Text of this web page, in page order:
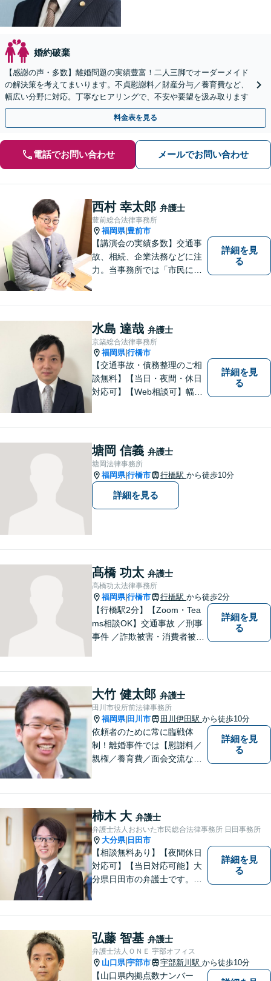
婚約破棄
【感謝の声・多数】離婚問題の実績豊富！二人三脚でオーダーメイド
の解決策を考えてまいります。不貞慰謝料／財産分与／養育費など、
幅広い分野に対応。丁寧なヒアリングで、不安や要望を汲み取ります
料金表を見る
電話でお問い合わせ メールでお問い合わせ
西村 幸太郎 弁護士
豊前総合法律事務所
福岡県| 豊前市
【講演会の実績多数】交通事
故、相続、企業法務などに注
力。当事務所では「市民に力
さまが前向きに人生を歩んで
いけるよう、全力でサポート
します。お気軽にご相談くだ
さい【休日面談可】【完全個
室】
詳細を見
る
水島 達哉 弁護士
京築総合法律事務所
福岡県|行橋市
【交通事故・債務整理のご相
談無料】【当日・夜間・休日
対応可】【Web相談可】幅広
い。
詳細を見
る
塘岡 信義 弁護士
塘岡法律事務所
福岡県|行橋市 行橋駅 から徒歩10分
詳細を見る
髙橋 功太 弁護士
髙橋功太法律事務所
福岡県|行橋市 行橋駅 から徒歩2分
【行橋駅2分】【Zoom・Tea
ms相談OK】交通事故 ／刑事
事件 ／詐欺被害・消費者被害
す。英語対応OK！【専用駐車
場あり】
詳細を見
る
大竹 健太郎 弁護士
田川市役所前法律事務所
福岡県| 田川市 田川伊田駅 から徒歩10分
依頼者のために常に臨戦体
制！離婚事件では【慰謝料／
親権／養育費／面会交流な
活動、示談活動】を基本に迅
速対応。相続事案【遺言、遺
産分割、遺留分】では難事案
の解決実績も。
詳細を見
る
柿木 大 弁護士
弁護士法人おおいた市民総合法律事務所 日田事務所
大分県| 日田市
【相談無料あり】【夜間休日
対応可】【当日対応可能】大
分県日田市の弁護士です。離
ください。
詳細を見
る
弘藤 智基 弁護士
弁護士法人ＯＮＥ 宇部オフィス
山口県|宇部市 宇部新川駅 から徒歩10分
【山口県内拠点数ナンバー